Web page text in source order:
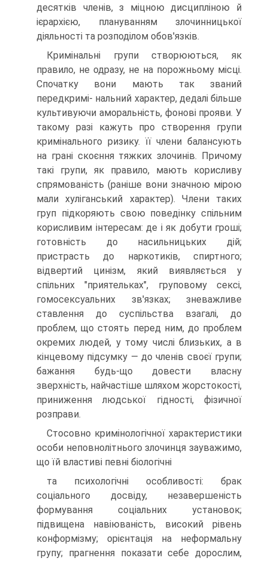
десятків членів, з міцною дисципліною й
ієрархією, плануванням злочинницької
діяльності та розподілом обов'язків.
Кримінальні групи створюються, як
правило, не одразу, не на порожньому місці.
Спочатку вони мають так званий
передкримі- нальний характер, дедалі більше
культивуючи аморальність, фонові прояви. У
такому разі кажуть про створення групи
кримінального ризику. її члени балансують
на грані скоєння тяжких злочинів. Причому
такі групи, як правило, мають корисливу
спрямованість (раніше вони значною мірою
мали хуліганський характер). Члени таких
груп підкоряють свою поведінку спільним
корисливим інтересам: де і як добути гроші;
готовність до насильницьких дій;
пристрасть до наркотиків, спиртного;
відвертий цинізм, який виявляється у
спільних "приятельках", груповому сексі,
гомосексуальних зв'язках; зневажливе
ставлення до суспільства взагалі, до
проблем, що стоять перед ним, до проблем
окремих людей, у тому числі близьких, а в
кінцевому підсумку — до членів своєї групи;
бажання будь-що довести власну
зверхність, найчастіше шляхом жорстокості,
приниження людської гідності, фізичної
розправи.
Стосовно кримінологічної характеристики
особи неповнолітнього злочинця зауважимо,
що їй властиві певні біологічні
та психологічні особливості: брак
соціального досвіду, незавершеність
формування соціальних установок;
підвищена навіюваність, високий рівень
конформізму; орієнтація на неформальну
групу; прагнення показати себе дорослим,